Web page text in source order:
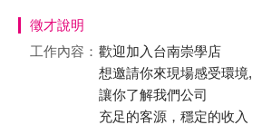
徵才說明
工作內容： 歡迎加入台南崇學店
想邀請你來現場感受環境,
讓你了解我們公司
充足的客源，穩定的收入